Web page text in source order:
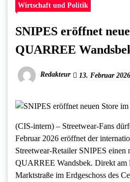
Wirtschaft und Politik
SNIPES eröffnet
QUARREE
Redakteur 13. Februar 2026
(CIS-intern) – Streetwear-Fans
Februar 2026 eröffnet der
Streetwear-Retailer SNIPES einen
QUARREE Wandsbek. Direkt am
Marktstraße im Erdgeschoss des